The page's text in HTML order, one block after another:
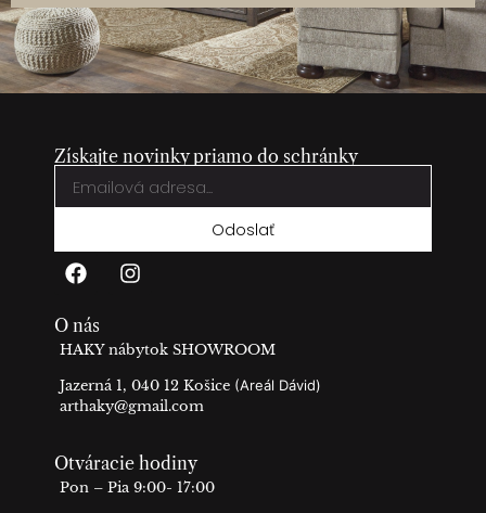
Získajte novinky priamo do schránky
Odoslať
O nás
HAKY nábytok SHOWROOM
Jazerná 1, 040 12 Košice (Areál Dávid)
arthaky@gmail.com
Otváracie hodiny
Pon – Pia 9:00- 17:00